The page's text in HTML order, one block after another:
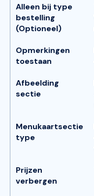
Alleen bij type
bestelling
(Optioneel)
Opmerkingen
toestaan
Afbeelding
sectie
Menukaartsectie
type
Prijzen
verbergen